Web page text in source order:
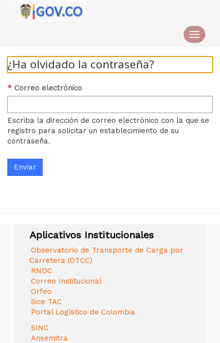
¿Ha olvidado la contraseña?
Correo electrónico
Escriba la dirección de correo electrónico con la que se
registro para solicitar un establecimiento de su
contraseña.
Enviar
Aplicativos Institucionales
Observatorio de Transporte de Carga por
Carretera (OTCC)
RNDC
Correo Institucional
Orfeo
Sice TAC
Portal Logístico de Colombia
SINC
Ansemitra